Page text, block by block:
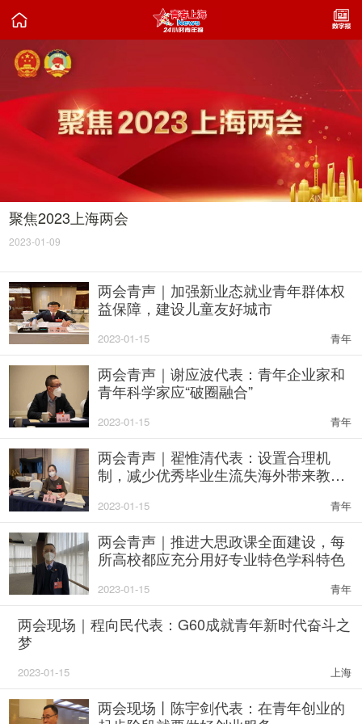

聚焦2023上海两会
2023-01-09
两会青声｜加强新业态就业青年群体权
益保障，建设儿童友好城市
2023-01-15 青年
两会青声｜谢应波代表：青年企业家和
青年科学家应“破圈融合”
2023-01-15 青年
两会青声｜翟惟清代表：设置合理机
制，减少优秀毕业生流失海外带来教育
2023-01-15 青年
两会青声｜推进大思政课全面建设，每
所高校都应充分用好专业特色学科特色
2023-01-15 青年
两会现场｜程向民代表：G60成就青年新时代奋斗之
梦
2023-01-15 上海
两会现场丨陈宇剑代表：在青年创业的